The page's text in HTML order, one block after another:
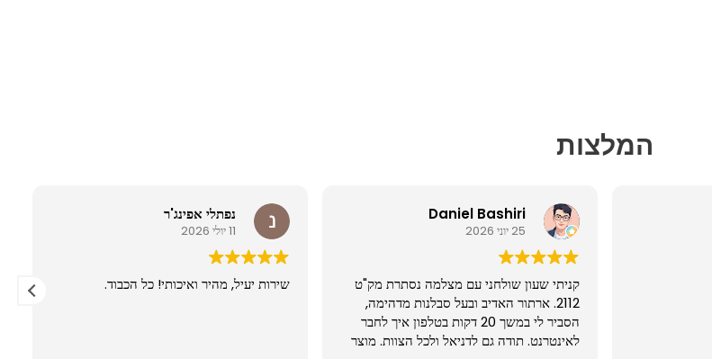
המלצות
נפתלי אפינג'ר
11 יולי 2026
שירות יעיל, מהיר ואיכותי! כל הכבוד.
Daniel Bashiri
25 יוני 2026
קניתי שעון שולחני עם מצלמה נסתרת מק"ט
2112. ארתור האדיב ובעל סבלנות מדהימה,
הסביר לי במשך 20 דקות בטלפון איך לחבר
לאינטרנט. תודה גם לדניאל ולכל הצוות. מוצר